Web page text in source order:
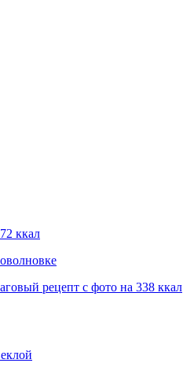
ккал
рецепт с фото на 338 ккал